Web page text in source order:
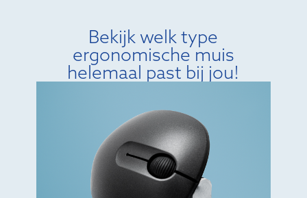
Bekijk welk type
ergonomische muis
helemaal past bij jou!